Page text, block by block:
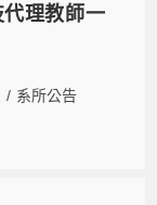
理教師一
/ 系所公告